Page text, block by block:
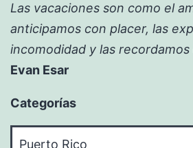
Las vacaciones son como el
anticipamos con placer, las
incomodidad y las
Evan Esar
Categorías